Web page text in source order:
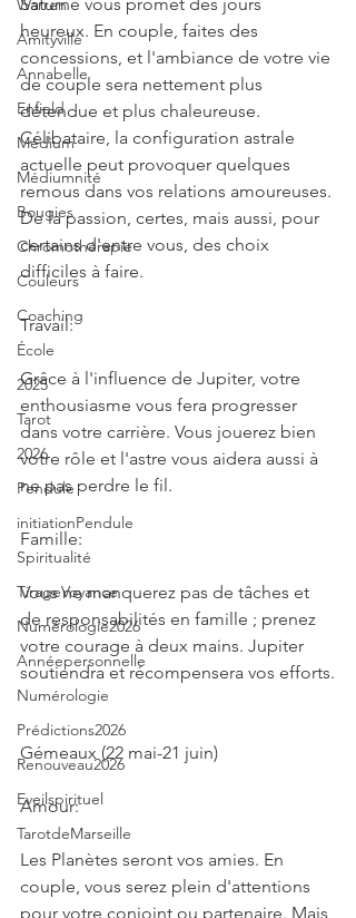
Warren
Amityville
Annabelle
Enfield
Médium
Médiumnité
Bougies
Chromothérapie
Couleurs
Coaching
École
2025
Tarot
2026
Pendule
initiationPendule
Spiritualité
TirageVoyance
Numérologie2026
Annéepersonnelle
Numérologie
Prédictions2026
Renouveau2026
Eveilspirituel
TarotdeMarseille
heureux. En couple, faites des
concessions, et l'ambiance de votre vie
de couple sera nettement plus
détendue et plus chaleureuse.
Célibataire, la configuration astrale
actuelle peut provoquer quelques
remous dans vos relations amoureuses.
De la passion, certes, mais aussi, pour
certains d'entre vous, des choix
difficiles à faire.
Travail:
Grâce à l'influence de Jupiter, votre
enthousiasme vous fera progresser
dans votre carrière. Vous jouerez bien
votre rôle et l'astre vous aidera aussi à
ne pas perdre le fil.
Famille:
Vous ne manquerez pas de tâches et
de responsabilités en famille ; prenez
votre courage à deux mains. Jupiter
soutiendra et récompensera vos efforts.
Gémeaux (22 mai-21 juin)
Amour:
Les Planètes seront vos amies. En
couple, vous serez plein d'attentions
pour votre conjoint ou partenaire. Mais